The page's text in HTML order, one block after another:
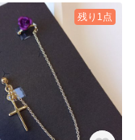
残り1点